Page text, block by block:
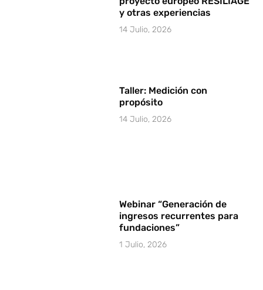
y otras experiencias
14 Julio, 2026
Taller: Medición con
propósito
14 Julio, 2026
Webinar “Generación de
ingresos recurrentes para
fundaciones”
1 Julio, 2026